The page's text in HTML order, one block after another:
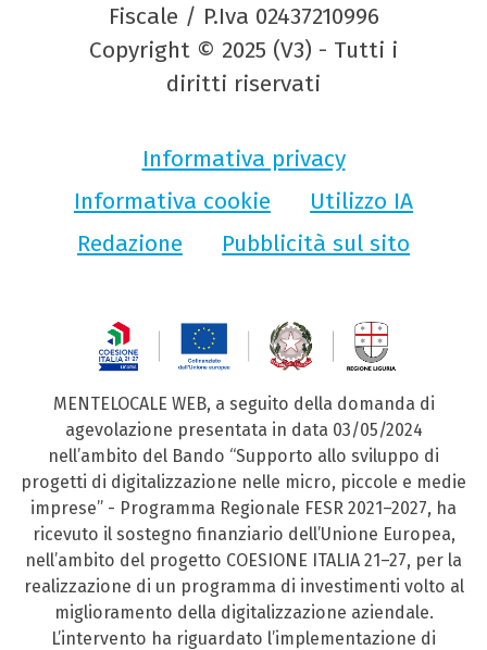
Fiscale / P.Iva 02437210996
Copyright © 2025 (V3) - Tutti i
diritti riservati
Informativa privacy
Informativa cookie
Utilizzo IA
Redazione
Pubblicità sul sito
MENTELOCALE WEB, a seguito della domanda di
agevolazione presentata in data 03/05/2024
nell’ambito del Bando “Supporto allo sviluppo di
progetti di digitalizzazione nelle micro, piccole e medie
imprese” - Programma Regionale FESR 2021–2027, ha
ricevuto il sostegno finanziario dell’Unione Europea,
nell’ambito del progetto COESIONE ITALIA 21–27, per la
realizzazione di un programma di investimenti volto al
miglioramento della digitalizzazione aziendale.
L’intervento ha riguardato l’implementazione di